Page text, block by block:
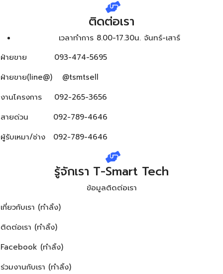
ติดต่อเรา
เวลาทำการ 8.00-17.30น. จันทร์-เสาร์
ฝ่ายขาย
093-474-5695
ฝ่ายขาย(line@)
@tsmtsell
งานโครงการ
092-265-3656
สายด่วน
092-789-4646
ผู้รับเหมา/ช่าง
092-789-4646
รู้จักเรา T-Smart Tech
ข้อมูลติดต่อเรา
เกี่ยวกับเรา (ทำลิ้ง)
ติดต่อเรา (ทำลิ้ง)
Facebook (ทำลิ้ง)
ร่วมงานกับเรา (ทำลิ้ง)